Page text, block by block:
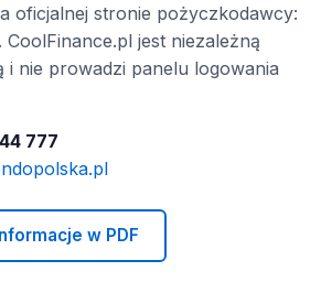
oficjalnej stronie pożyczkodawcy:
. CoolFinance.pl jest niezależną
nie prowadzi panelu logowania
777
w PDF